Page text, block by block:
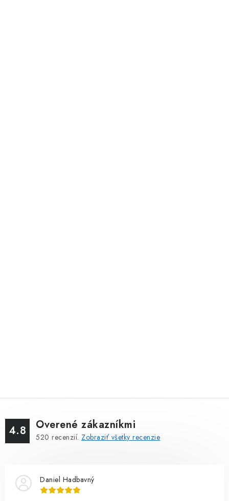
4.8 Overené zákazníkmi
520 recenzií. Zobraziť všetky recenzie
Daniel Hadbavný